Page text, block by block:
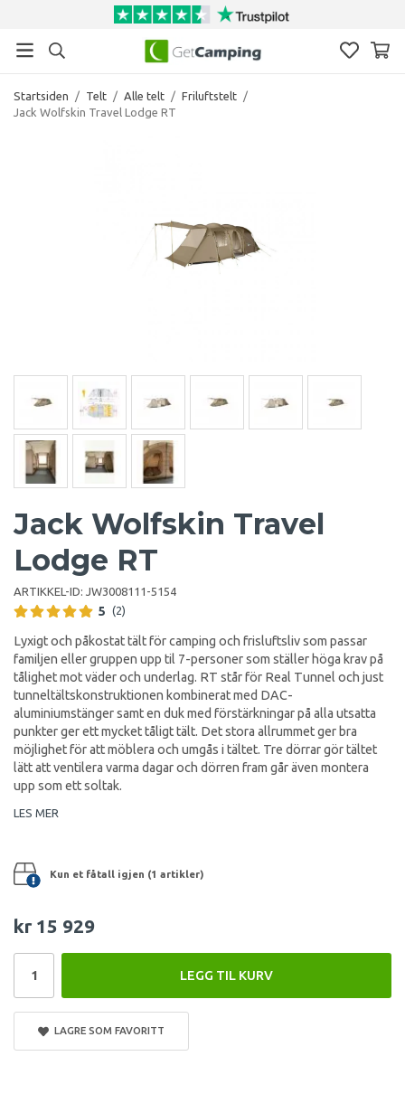
Startsiden / Telt / Alle telt / Friluftstelt /
Jack Wolfskin Travel Lodge RT
Jack Wolfskin Travel
Lodge RT
ARTIKKEL-ID: JW3008111-5154
5 (2)
Lyxigt och påkostat tält för camping och frisluftsliv som passar
familjen eller gruppen upp til 7-personer som ställer höga krav på
tålighet mot väder och underlag. RT står för Real Tunnel och just
tunneltältskonstruktionen kombinerat med DAC-
aluminiumstänger samt en duk med förstärkningar på alla utsatta
punkter ger ett mycket tåligt tält. Det stora allrummet ger bra
möjlighet för att möblera och umgås i tältet. Tre dörrar gör tältet
lätt att ventilera varma dagar och dörren fram går även montera
upp som ett soltak.
LES MER
Kun et fåtall igjen (1 artikler)
kr 15 929
LEGG TIL KURV
LAGRE SOM FAVORITT